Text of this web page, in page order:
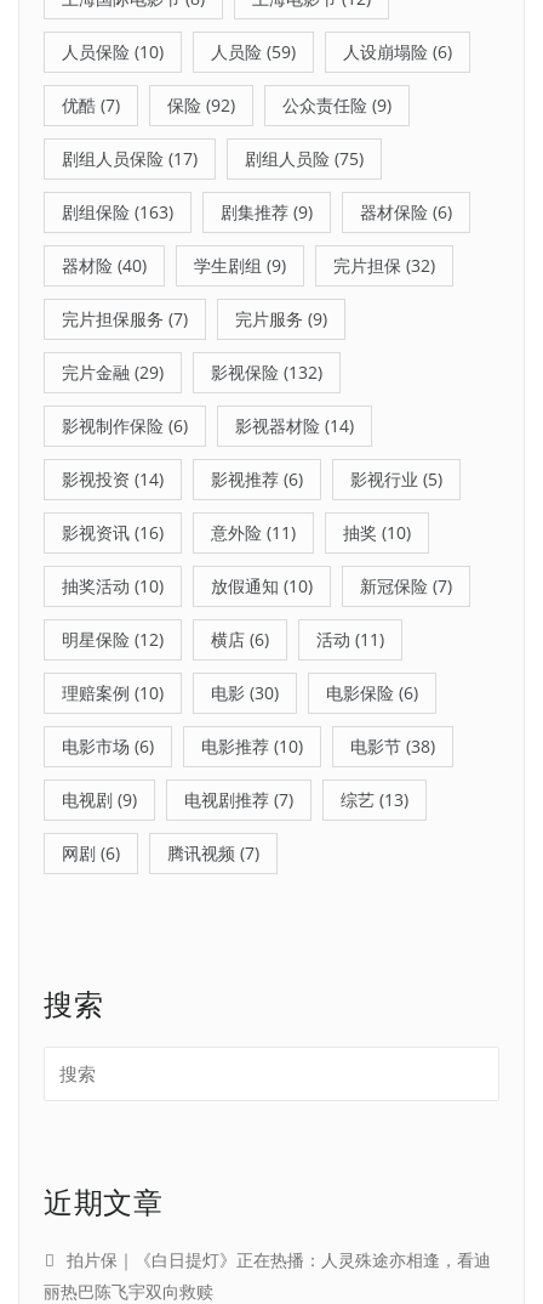
人员保险 (10) 人员险 (59) 人设崩塌险 (6)
优酷 (7) 保险 (92) 公众责任险 (9)
剧组人员保险 (17) 剧组人员险 (75)
剧组保险 (163) 剧集推荐 (9) 器材保险 (6)
器材险 (40) 学生剧组 (9) 完片担保 (32)
完片担保服务 (7) 完片服务 (9)
完片金融 (29) 影视保险 (132)
影视制作保险 (6) 影视器材险 (14)
影视投资 (14) 影视推荐 (6) 影视行业 (5)
影视资讯 (16) 意外险 (11) 抽奖 (10)
抽奖活动 (10) 放假通知 (10) 新冠保险 (7)
明星保险 (12) 横店 (6) 活动 (11)
理赔案例 (10) 电影 (30) 电影保险 (6)
电影市场 (6) 电影推荐 (10) 电影节 (38)
电视剧 (9) 电视剧推荐 (7) 综艺 (13)
网剧 (6) 腾讯视频 (7)
搜索
近期文章
拍片保｜《白日提灯》正在热播：人灵殊途亦相逢，看迪
丽热巴陈飞宇双向救赎